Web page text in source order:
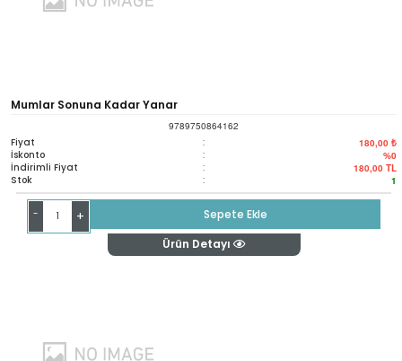
Mumlar Sonuna Kadar Yanar
9789750864162
Fiyat : 180,00 ₺
İskonto : %0
İndirimli Fiyat : 180,00 TL
Stok : 1
- +
Sepete Ekle
Ürün Detayı